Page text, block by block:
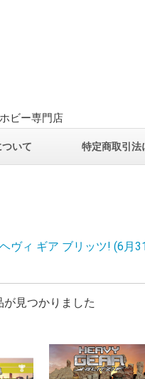
ビー専門店
いて 特定商取引法
ヴィ ギア ブリッツ! (6月
が見つかりました